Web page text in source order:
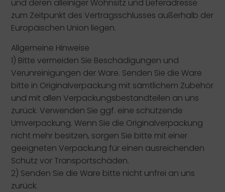
und deren alleiniger Wohnsitz und Lieferadresse
zum Zeitpunkt des Vertragsschlusses außerhalb der
Europäischen Union liegen.
Allgemeine Hinweise
1) Bitte vermeiden Sie Beschädigungen und
Verunreinigungen der Ware. Senden Sie die Ware
bitte in Originalverpackung mit sämtlichem Zubehör
und mit allen Verpackungsbestandteilen an uns
zurück. Verwenden Sie ggf. eine schützende
Umverpackung. Wenn Sie die Originalverpackung
nicht mehr besitzen, sorgen Sie bitte mit einer
geeigneten Verpackung für einen ausreichenden
Schutz vor Transportschäden.
2) Senden Sie die Ware bitte nicht unfrei an uns
zurück.